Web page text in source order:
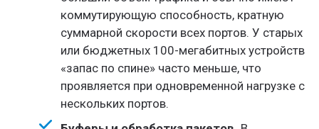
коммутирующую способность, кратную
суммарной скорости всех портов. У старых
или бюджетных 100-мегабитных устройств
«запас по спине» часто меньше, что
проявляется при одновременной нагрузке с
нескольких портов.